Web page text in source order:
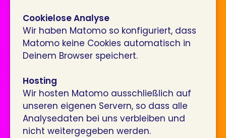
Cookielose Analyse
Wir haben Matomo so konfiguriert, dass
Matomo keine Cookies automatisch in
Deinem Browser speichert.
Hosting
Wir hosten Matomo ausschließlich auf
unseren eigenen Servern, so dass alle
Analysedaten bei uns verbleiben und
nicht weitergegeben werden.